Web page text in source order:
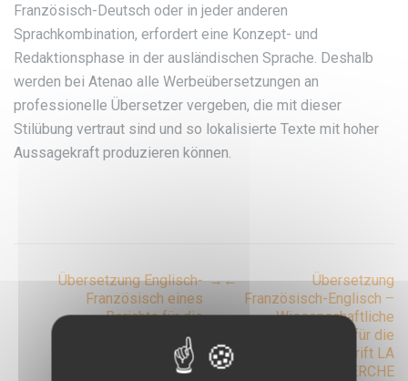
Französisch-Deutsch oder in jeder anderen
Sprachkombination, erfordert eine Konzept- und
Redaktionsphase in der ausländischen Sprache. Deshalb
werden bei Atenao alle Werbeübersetzungen an
professionelle Übersetzer vergeben, die mit dieser
Stilübung vertraut sind und so lokalisierte Texte mit hoher
Aussagekraft produzieren können.
Post
navigation
←
Übersetzung
Französisch-Englisch –
Wissenschaftliche
Übersetzung für die
Zeitschrift LA
RECHERCHE
Übersetzung Englisch-
Französisch eines
Berichts für die
Europäische Union
→